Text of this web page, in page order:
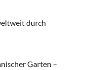
durch
Garten –